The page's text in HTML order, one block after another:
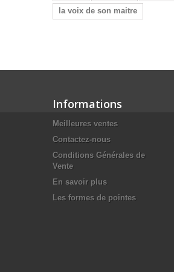
la voix de son maitre
Informations
Meilleures ventes
Contactez-nous
Conditions Générales de
Vente
En savoir plus
Les formes de pointes